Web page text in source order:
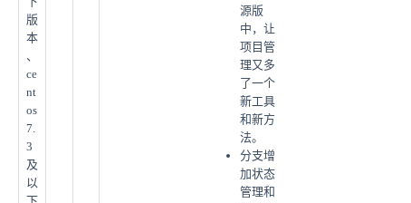
源版
中，让
项目管
理又多
了一个
新工具
和新方
法。
分支增
加状态
管理和
版
本
、
ce
nt
os
7.
3
及
以